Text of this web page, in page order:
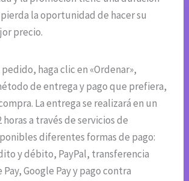
la oportunidad de hacer su
precio.
haga clic en «Ordenar»,
de entrega y pago que prefiera,
La entrega se realizará en un
horas a través de servicios de
diferentes formas de pago:
y débito, PayPal, transferencia
Google Pay y pago contra